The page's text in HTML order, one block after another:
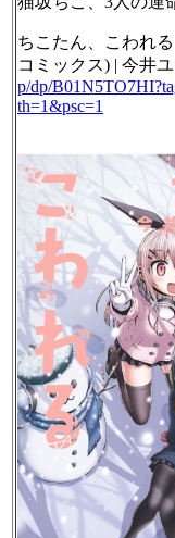
ちこたん、こわれ
コミックス) | 今井
p/dp/
th=1&psc=1